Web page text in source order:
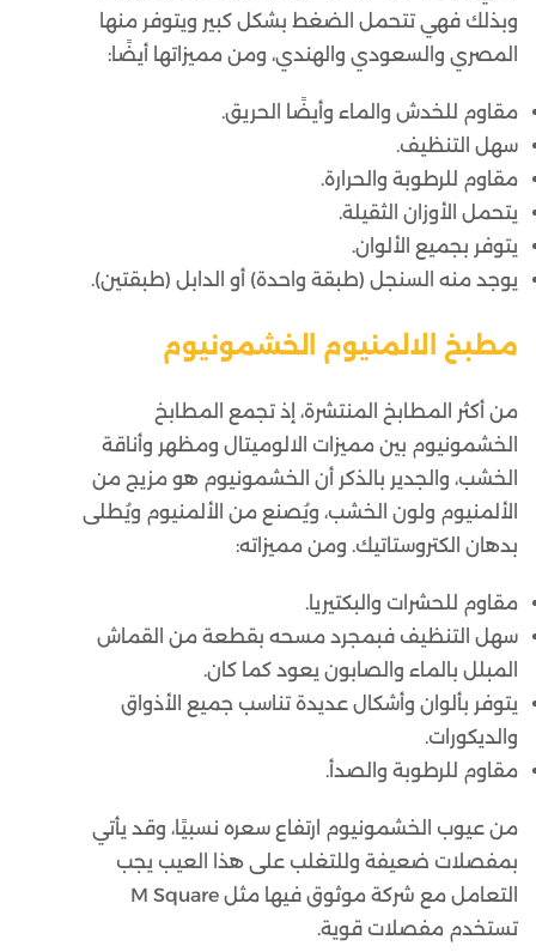
وبذلك فهي تتحمل الضغط بشكل كبير ويتوفر منها
المصري والسعودي والهندي، ومن مميزاتها أيضًا:
مقاوم للخدش والماء وأيضًا الحريق.
سهل التنظيف.
مقاوم للرطوبة والحرارة.
يتحمل الأوزان الثقيلة.
يتوفر بجميع الألوان.
يوجد منه السنجل (طبقة واحدة) أو الدابل (طبقتين).
مطبخ الالمنيوم الخشمونيوم
من أكثر المطابخ المنتشرة، إذ تجمع المطابخ
الخشمونيوم بين مميزات الالوميتال ومظهر وأناقة
الخشب، والجدير بالذكر أن الخشمونيوم هو مزيج من
الألمنيوم ولون الخشب، ويُصنع من الألمنيوم ويُطلى
بدهان الكتروستاتيك. ومن مميزاته:
مقاوم للحشرات والبكتيريا.
سهل التنظيف فبمجرد مسحه بقطعة من القماش
المبلل بالماء والصابون يعود كما كان.
يتوفر بألوان وأشكال عديدة تناسب جميع الأذواق
والديكورات.
مقاوم للرطوبة والصدأ.
من عيوب الخشمونيوم ارتفاع سعره نسبيًا، وقد يأتي
بمفصلات ضعيفة وللتغلب على هذا العيب يجب
التعامل مع شركة موثوق فيها مثل M Square
تستخدم مفصلات قوية.